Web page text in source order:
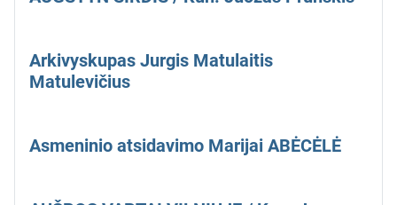
Arkivyskupas Jurgis Matulaitis
Matulevičius
Asmeninio atsidavimo Marijai ABĖCĖLĖ